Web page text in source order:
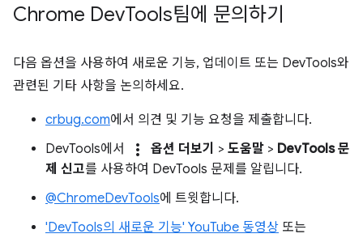
Chrome DevTools팀에 문의하기
다음 옵션을 사용하여 새로운 기능, 업데이트 또는 DevTools와
관련된 기타 사항을 논의하세요.
crbug.com에서 의견 및 기능 요청을 제출합니다.
DevTools에서
more_vert 옵션 더보기 > 도움말 > DevTools 문
제 신고를 사용하여 DevTools 문제를 알립니다.
@ChromeDevTools에 트윗합니다.
'DevTools의 새로운 기능' YouTube 동영상 또는